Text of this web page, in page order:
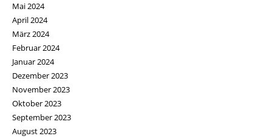
Mai 2024
April 2024
März 2024
Februar 2024
Januar 2024
Dezember 2023
November 2023
Oktober 2023
September 2023
August 2023